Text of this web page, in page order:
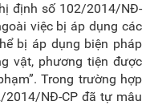
định số 102/2014/NĐ-
việc bị áp dụng các
bị áp dụng biện pháp
vật, phương tiện được
Trong trường hợp
2014/NĐ-CP đã tự mâu